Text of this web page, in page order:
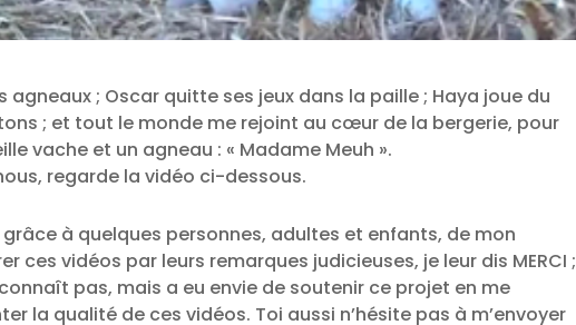
agneaux ; Oscar quitte ses jeux dans la paille ; Haya joue du
; et tout le monde me rejoint au cœur de la bergerie, pour
vache et un agneau : « Madame Meuh ».
regarde la vidéo ci-dessous.
à quelques personnes, adultes et enfants, de mon
ces vidéos par leurs remarques judicieuses, je leur dis MERCI ;
pas, mais a eu envie de soutenir ce projet en me
la qualité de ces vidéos. Toi aussi n’hésite pas à m’envoyer